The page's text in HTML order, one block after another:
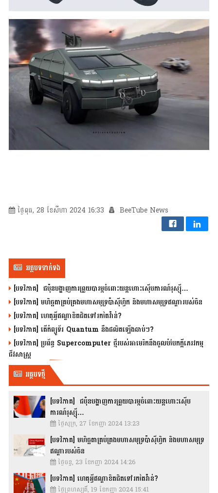
ថ្ងៃពុធ, 28 ខែសីហា 2024 16:33 BeeTube News
អត្ថបទទាក់ទង
[បទវិភាគ] ជប៉ុនបង្ហាញការព្រួយបារម្ភចំពោះយន្តហោះស៊ើបការណ៍រុស្ស៊ី…
[បទវិភាគ] មហិច្ឆតាគ្រប់គ្រងមហាសមុទ្រប៉ាស៊ីហ្វិក និងមហាសមុទ្រឥណ្ឌារបស់ចិន
[បទវិភាគ] ហេតុអ្វីឥណ្ឌាខិតជិតទៅរកតៃវ៉ាន់?
[បទវិភាគ] តើកំព្យូទ័រ Quantum នឹងផលិតឡើងឆាប់ៗ?
[បទវិភាគ] ប្រព័ន្ធ Supercomputer ថ្មីរបស់អាមេរិកនឹងចូលបំបែកក្តីភេរវកម្ម
ជីវសាស្រ្ត
អត្ថបទថ្មី
[បទវិភាគ] ជប៉ុនបង្ហាញការព្រួយបារម្ភចំពោះយន្តហោះស៊ើប
ការណ៍រុស្ស៊ី…
ថ្ងៃសុក្រ, 27 ខែកញ្ញា 2024 13:23
[បទវិភាគ] មហិច្ឆតាគ្រប់គ្រងមហាសមុទ្រប៉ាស៊ីហ្វិក និងមហាសមុទ្រ
ឥណ្ឌារបស់ចិន
ថ្ងៃចន្ទ, 23 ខែកញ្ញា 2024 14:26
[បទវិភាគ] ហេតុអ្វីឥណ្ឌាខិតជិតទៅរកតៃវ៉ាន់?
ថ្ងៃព្រហស្បតិ៍, 19 ខែកញ្ញា 2024 15:41